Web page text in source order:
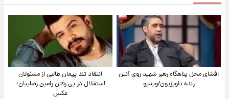
افشای محل پناهگاه‌ رهبر شهید روی آنتن
زنده تلویزیون/ویدیو
انتقاد تند پیمان طالبی از مسئولان
استقلال در پی رفتن رامین رضاییان+
عکس